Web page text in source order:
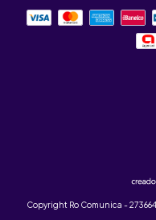
Copyright Ro Comunica -